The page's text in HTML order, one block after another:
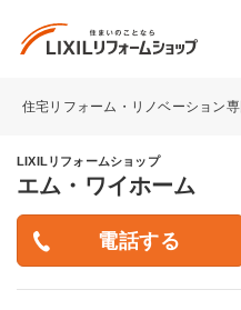
住宅リフォーム・リノベーション
LIXILリフォームショップ
エム・ワイホーム